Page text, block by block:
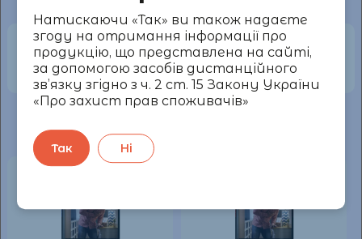
Натискаючи «Так» ви також надаєте
згоду на отримання інформації про
продукцію, що представлена на сайті,
за допомогою засобів дистанційного
зв’язку згідно з ч. 2 ст. 15 Закону України
«Про захист прав споживачів»
Так Ні
Описание
Похожие товары